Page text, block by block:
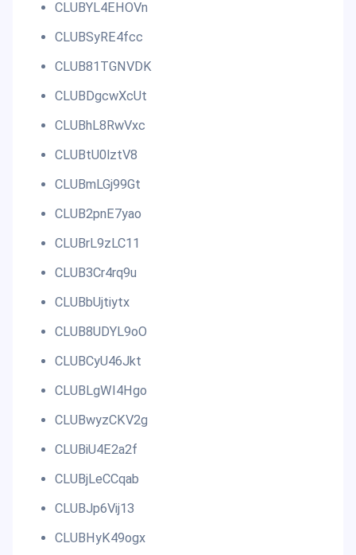
CLUBYL4EHOVn
CLUBSyRE4fcc
CLUB81TGNVDK
CLUBDgcwXcUt
CLUBhL8RwVxc
CLUBtU0lztV8
CLUBmLGj99Gt
CLUB2pnE7yao
CLUBrL9zLC11
CLUB3Cr4rq9u
CLUBbUjtiytx
CLUB8UDYL9oO
CLUBCyU46Jkt
CLUBLgWI4Hgo
CLUBwyzCKV2g
CLUBiU4E2a2f
CLUBjLeCCqab
CLUBJp6Vij13
CLUBHyK49ogx